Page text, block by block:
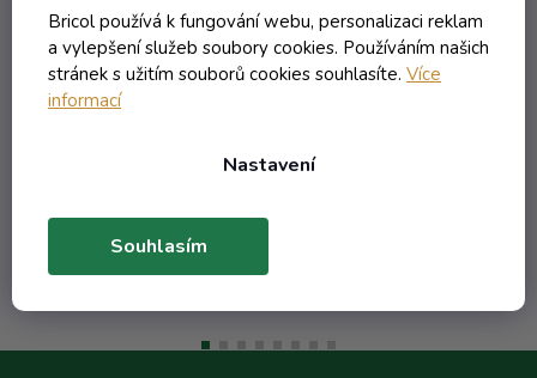
Bricol používá k fungování webu, personalizaci reklam
a vylepšení služeb soubory cookies. Používáním našich
stránek s užitím souborů cookies souhlasíte. Více
informací
Nastavení
Souhlasím
obtisk jablka 2 červeno žluté
Externí sklad - dodání do 10 dnů
97,75 Kč/ ks